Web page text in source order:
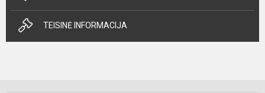
TEISINĖ INFORMACIJA